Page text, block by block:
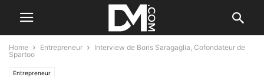
Home Entrepreneur
Interview de Boris Saragaglia, Cofondateur de
Spartoo
Entrepreneur